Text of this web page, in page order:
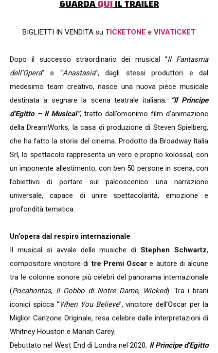
GUARDAQUIIL TRAILER
BIGLIETTI IN VENDITA su TICKETONE e VIVATICKET
Dopo il successo straordinario dei musical “Il Fantasma
dell’Opera” e “Anastasia”, dagli stessi produttori e dal
medesimo team creativo, nasce una nuova pièce musicale
destinata a segnare la scena teatrale italiana:
“Il Principe
d’Egitto – Il Musical”, tratto dall’omonimo film d’animazione
della DreamWorks, la casa di produzione di Steven Spielberg,
che ha fatto la storia del cinema. Prodotto da Broadway Italia
Srl, lo spettacolo rappresenta un vero e proprio kolossal, con
un imponente allestimento, con ben 50 persone in scena, con
l’obiettivo di portare sul palcoscenico una narrazione
universale, capace di unire spettacolarità, emozione e
profondità tematica.
Un’opera dal respiro internazionale
Il musical si avvale delle musiche diStephen Schwartz,
compositore vincitore ditre Premi Oscar e autore di alcune
tra le colonne sonore più celebri del panorama internazionale
(Pocahontas, Il Gobbo di Notre Dame, Wicked). Tra i brani
iconici spicca “When You Believe”, vincitore dell’Oscar per la
Miglior Canzone Originale, resa celebre dalle interpretazioni di
Whitney Houston e Mariah Carey.
Debuttato nel West End di Londra nel 2020, Il Principe d’Egitto